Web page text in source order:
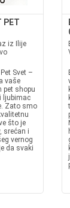
PET
iz Ilije
Svet –
vaše
pet shopu
ljubimac
Zato smo
što je
srećan i
vernog
da svaki